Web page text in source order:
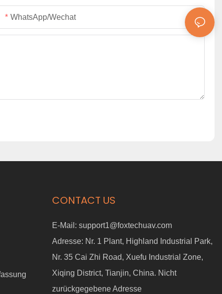
WhatsApp/Wechat
CONTACT US
E-Mail: support1@foxtechuav.com
Adresse: Nr. 1 Plant, Highland Industrial Park,
Nr. 35 Cai Zhi Road, Xuefu Industrial Zone,
Xiqing District, Tianjin, China. Nicht
zurückgegebene Adresse